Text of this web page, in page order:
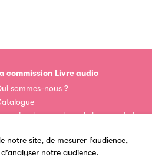
notre site, de mesurer l’audience,
notre audience.
commission Livre audio
sommes-nous ?
des membres de la commission
adhérent